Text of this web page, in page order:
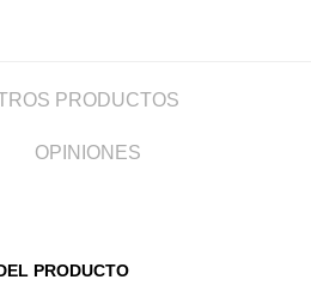
PRODUCTOS
OPINIONES
PRODUCTO